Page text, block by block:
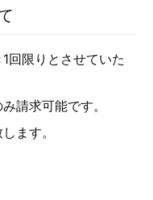
回限りとさせていた
請求可能です。
ます。